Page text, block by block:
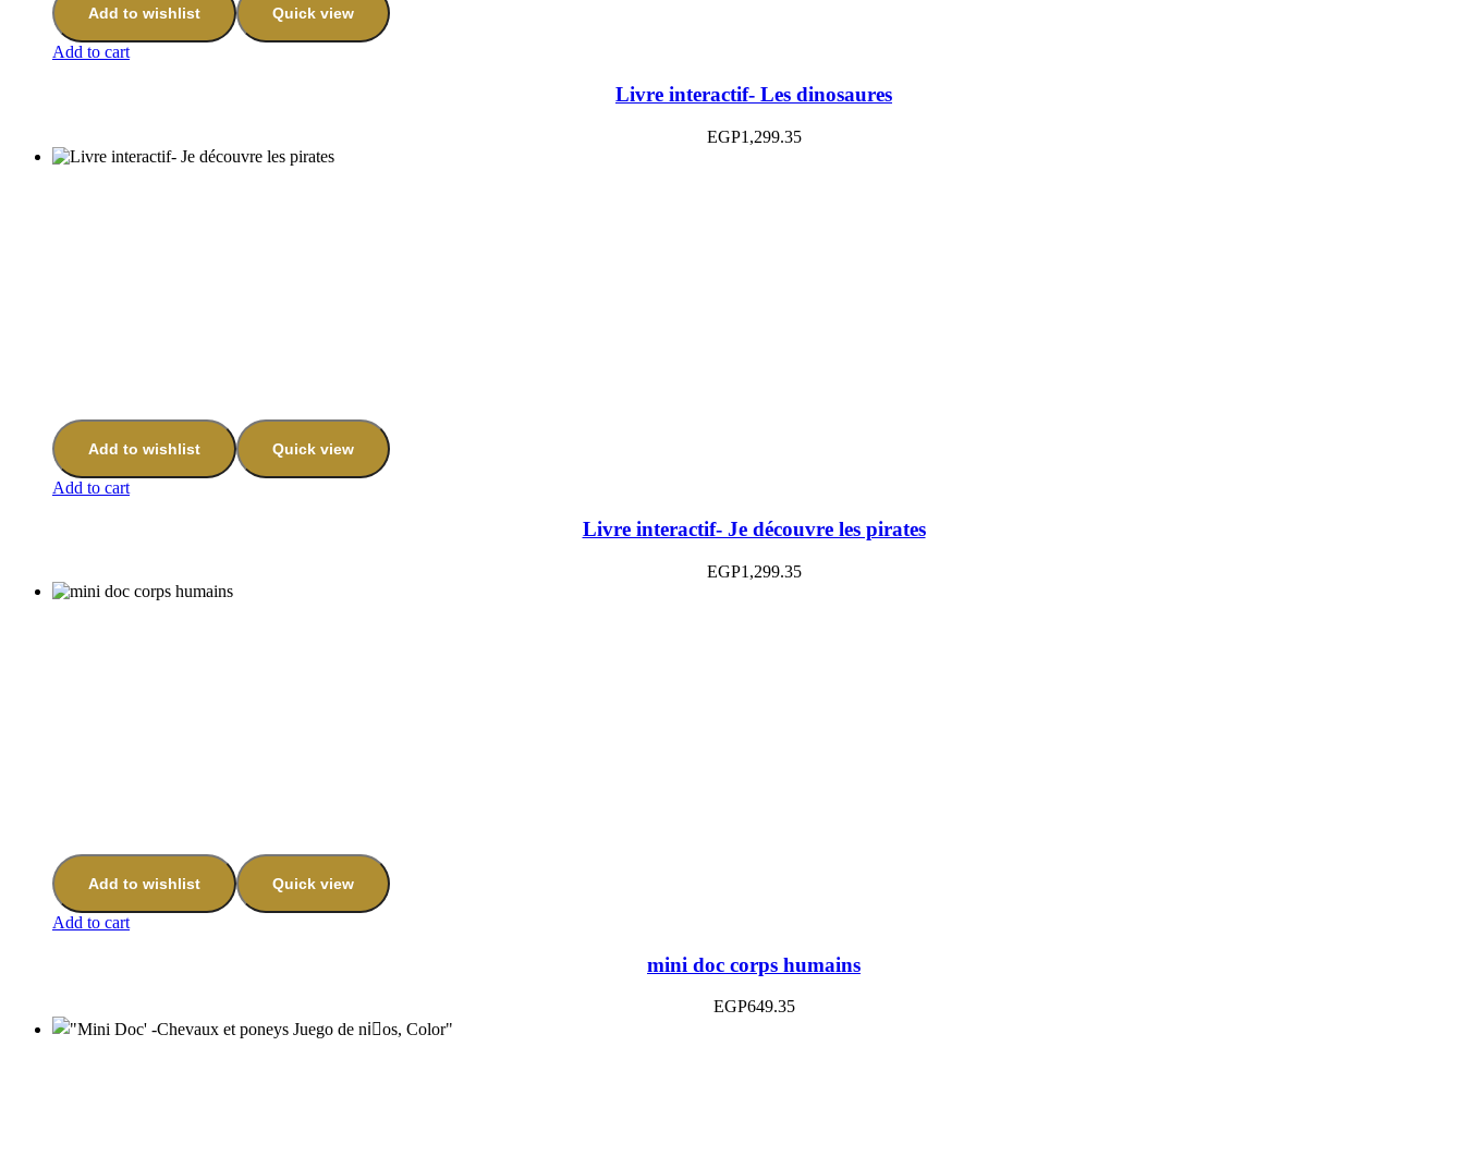
Add to wishlist Quick view
Add to cart
Livre interactif- Les dinosaures
EGP1,299.35
Add to wishlist Quick view
Add to cart
Livre interactif- Je découvre les pirates
EGP1,299.35
Add to wishlist Quick view
Add to cart
mini doc corps humains
EGP649.35